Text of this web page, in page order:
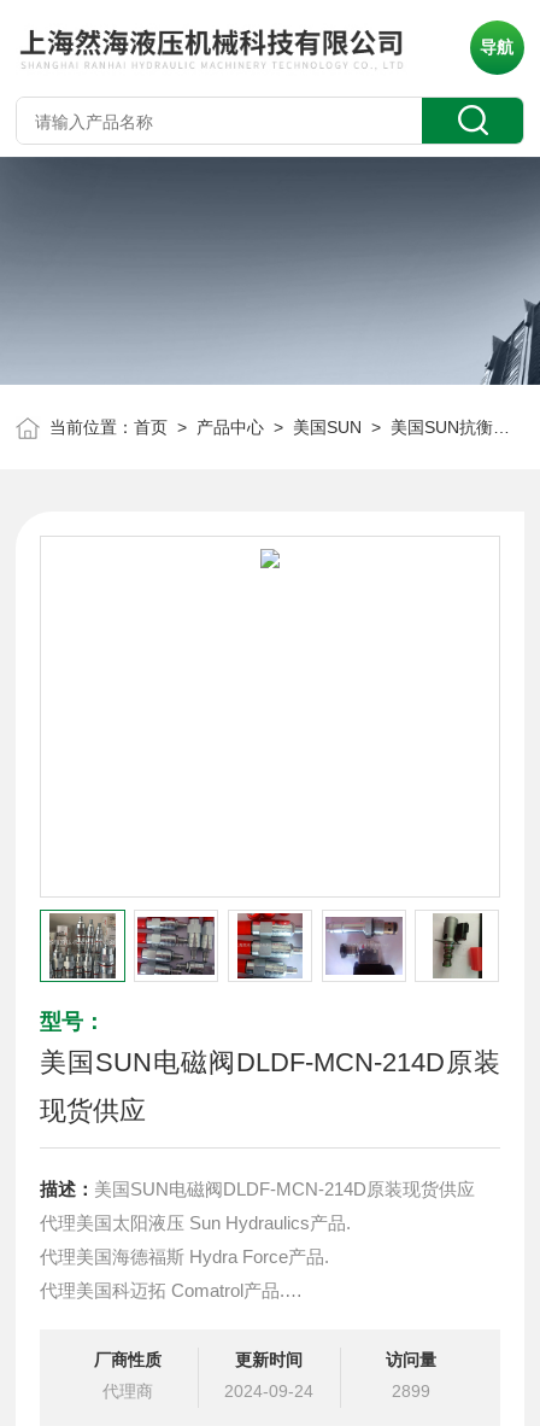
导航
当前位置：首页 > 产品中心 > 美国SUN > 美国SUN抗衡阀
型号：
美国SUN电磁阀DLDF-MCN-214D原装
现货供应
描述： 美国SUN电磁阀DLDF-MCN-214D原装现货供应
代理美国太阳液压 Sun Hydraulics产品.
代理美国海德福斯 Hydra Force产品.
代理美国科迈拓 Comatrol产品.
提供油路系统设计,油路块设计,阀块设计与选型
液压油缸，经销力士乐、派克、中国台湾北部等液压元件
厂商性质
代理商
更新时间
2024-09-24
访问量
2899